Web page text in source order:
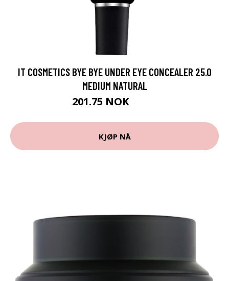
IT COSMETICS BYE BYE UNDER EYE CONCEALER 25.0
MEDIUM NATURAL
201.75 NOK
KJØP NÅ